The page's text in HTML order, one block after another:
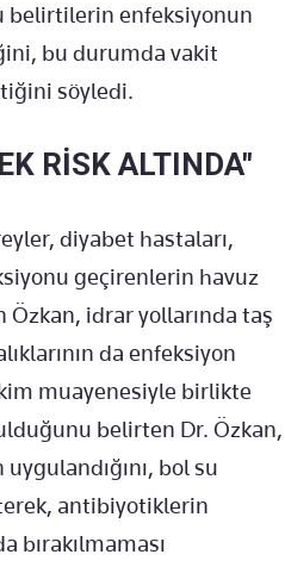
belirtilerin enfeksiyonun
bu durumda vakit
söyledi.
RİSK ALTINDA"
diyabet hastaları,
geçirenlerin havuz
Özkan, idrar yollarında taş
da enfeksiyon
muayenesiyle birlikte
belirten Dr. Özkan,
bol su
antibiyotiklerin
bırakılmaması